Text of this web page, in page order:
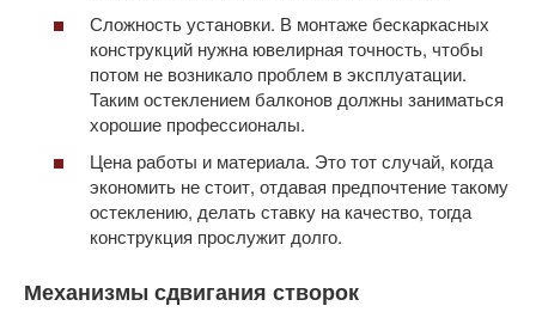
Сложность установки. В монтаже бескаркасных
конструкций нужна ювелирная точность, чтобы
потом не возникало проблем в эксплуатации.
Таким остеклением балконов должны заниматься
хорошие профессионалы.
Цена работы и материала. Это тот случай, когда
экономить не стоит, отдавая предпочтение такому
остеклению, делать ставку на качество, тогда
конструкция прослужит долго.
Механизмы сдвигания створок